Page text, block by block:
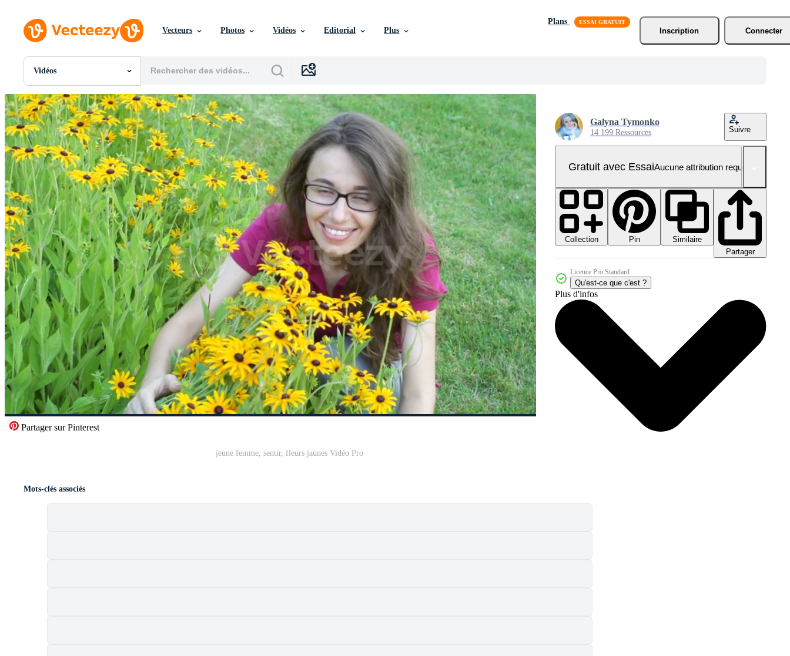
Vecteurs Photos Vidéos Editorial Plus
Plans
Inscription
Connecter
Vidéos
Toutes Images
Photos
PNGs
PSDs
SVGs
Modèles
Vecteurs
Vidéos
Motion graphics
Images Éditoriales
Événements Éditoriaux
Partager sur Pinterest
jeune femme, sentir, fleurs jaunes Vidéo Pro
Galyna Tymonko
14 199 Ressources Suivre
Gratuit avec EssaiAucune attribution requise
Collection Pin
Similaire
Partager
Licence Pro Standard
Qu'est-ce que c'est ?
Plus d'infos
Mots-clés associés